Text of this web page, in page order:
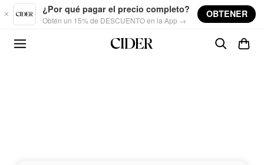
Skip to main content
¿Por qué pagar el precio completo?
Obtén un 15% de DESCUENTO en la App →
OBTENER